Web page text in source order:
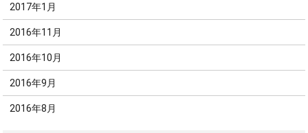
2017年1月
2016年11月
2016年10月
2016年9月
2016年8月